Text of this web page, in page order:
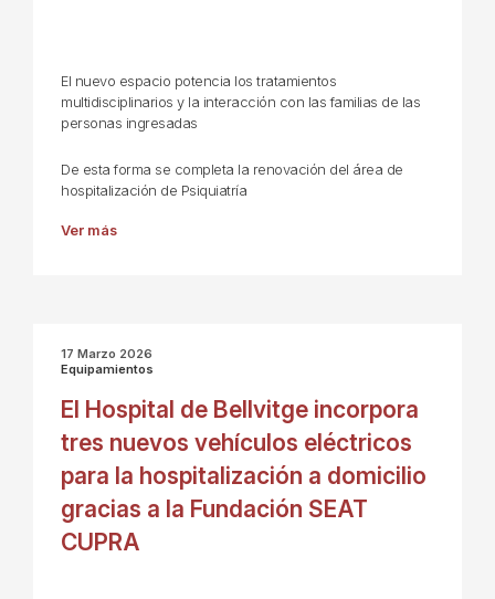
El nuevo espacio potencia los tratamientos
multidisciplinarios y la interacción con las familias de las
personas ingresadas
De esta forma se completa la renovación del área de
hospitalización de Psiquiatría
Ver más
17 Marzo 2026
Equipamientos
El Hospital de Bellvitge incorpora
tres nuevos vehículos eléctricos
para la hospitalización a domicilio
gracias a la Fundación SEAT
CUPRA